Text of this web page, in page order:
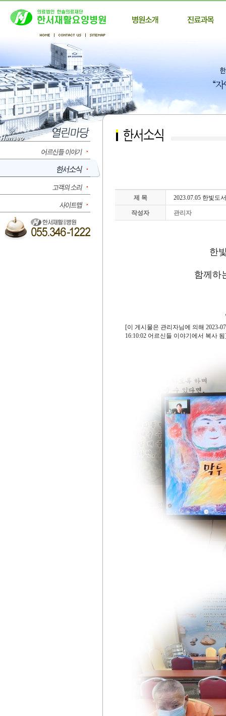
제 목 2023.07.05 한빛도
작성자 관리자
한
함께하
[이 게시물은 관리자님에 의해 2023-
16:10:02 어르신들 이야기에서 복사